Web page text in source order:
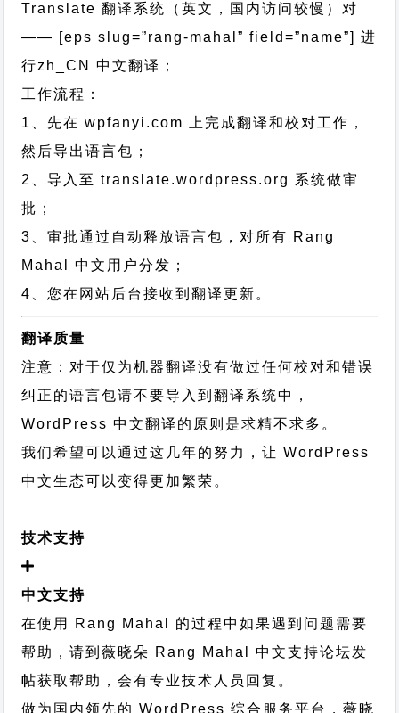
Translate 翻译系统（英文，国内访问较慢）对
—— [eps slug=”rang-mahal” field=”name”]进
行zh_CN
中文翻译；
工作流程：
1、先在 wpfanyi.com 上完成翻译和校对工作，
然后导出语言包；
2、导入至 translate.wordpress.org 系统做审
批；
3、审批通过自动释放语言包，对所有 Rang
Mahal 中文用户分发；
4、您在网站后台接收到翻译更新。
翻译质量
注意：对于仅为机器翻译没有做过任何校对和错误
纠正的语言包请不要导入到翻译系统中，
WordPress 中文翻译的原则 是求精不求多。
我们希望可以通过这几年的努力，让 WordPress
中文生态可以变得更加繁荣。
技术支持
中文支持
在使用 Rang Mahal 的过程中如果遇到问题需要
帮助，请到薇晓朵 Rang Mahal 中文支持论坛发
帖获取帮助，会有专业技术人员回复。
做为国内领先的 WordPress 综合服务平台，薇晓